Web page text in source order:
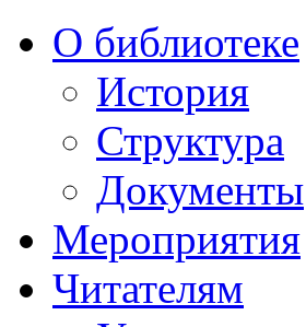
О библиотеке
История
Структура
Документы
Мероприятия
Читателям